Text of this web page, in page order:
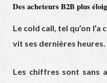
Des acheteurs B2B plus
Le cold call, tel qu’on l’a
vit ses dernières heures.
Les chiffres sont sans